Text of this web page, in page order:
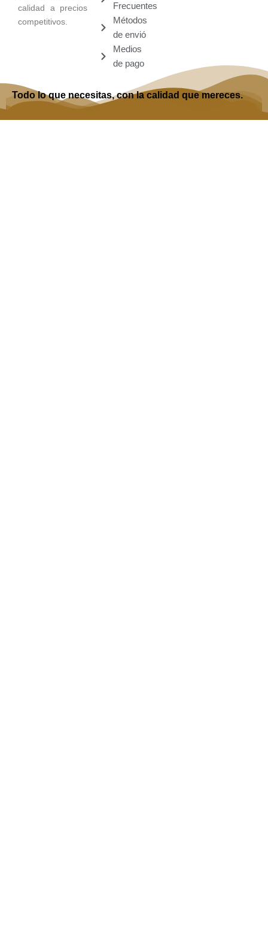
calidad a precios
competitivos.
Frecuentes
Métodos
de envió
Medios
de pago
Todo lo que necesitas, con la calidad que mereces.